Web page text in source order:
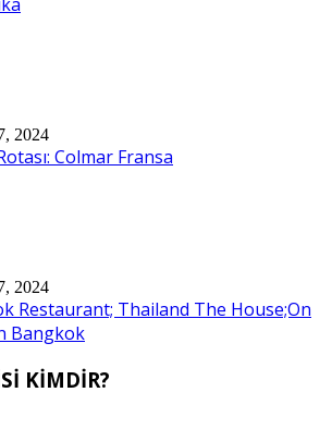
2024
Colmar Fransa
2024
Restaurant; Thailand The House;On
Bangkok
KİMDİR?